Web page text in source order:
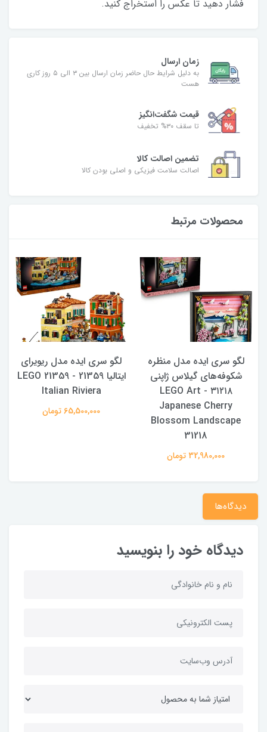
فشار دهید تا عکس را استخراج کنید.
زمان ارسال
به دلیل شرایط حال حاضر زمان ارسال بین ۳ الی ۵ روز کاری
هست
قیمت شگفت‌انگیز
تا سقف ۳۰% تخفیف
تضمین اصالت کالا
اصالت سلامت فیزیکی و اصلی بودن کالا
محصولات مرتبط
لگو سری ایده مدل منظره
شکوفه‌های گیلاس ژاپنی
۳۱۲۱۸ - LEGO Art
Japanese Cherry
Blossom Landscape
31218
32,980,000 تومان
لگو سری ایده مدل ریویرای
ایتالیا 21359 - LEGO 21359
Italian Riviera
65,500,000 تومان
دیدگاه‌ها
دیدگاه خود را بنویسید